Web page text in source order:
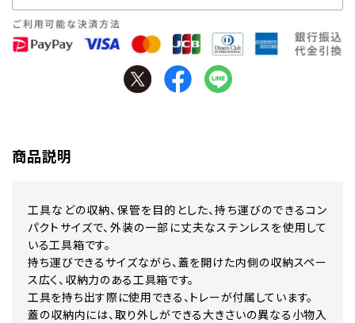
商品説明
工具などの収納、保管を目的とした、持ち運びのできるコン
パクトサイズで、外装の一部に丈夫なステンレスを使用して
いる工具箱です。
持ち運びできるサイズながら、蓋を開けた内側の収納スペー
ス広く、収納力のある工具箱です。
工具を持ち出す際に使用できる、トレーが付属しています。
蓋の収納内には、取り外しができる大きさいの異なる小物入